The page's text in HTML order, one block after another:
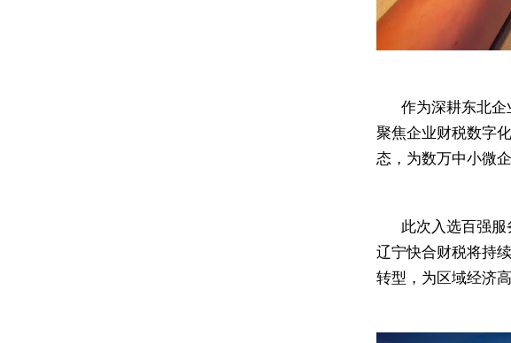
作为深耕东北企
聚焦企业财税数字
态，为数万中小微
此次入选百强
辽宁快合财税将持
转型，为区域经济